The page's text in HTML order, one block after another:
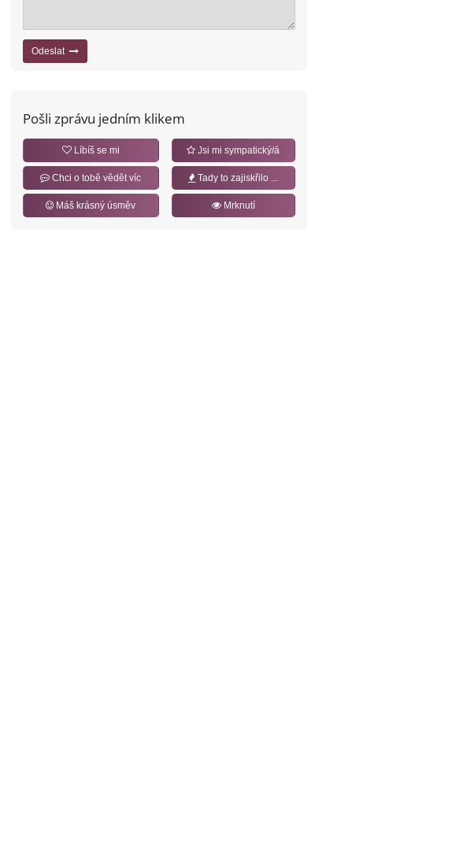
Odeslat
Pošli zprávu jedním klikem
Líbíš se mi Jsi mi sympatický/á
Chci o tobě vědět víc Tady to zajiskřilo ...
Máš krásný úsměv Mrknutí